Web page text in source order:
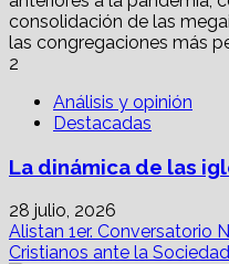
2
Análisis y opinión
Destacadas
La dinámica de las
28 julio, 2026
Alistan 1er. Conversatorio
Cristianos ante la